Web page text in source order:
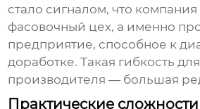
стало сигналом, что
фасовочный цех, а именно
предприятие, способное к
доработке. Такая гибкость
производителя — большая
Практические